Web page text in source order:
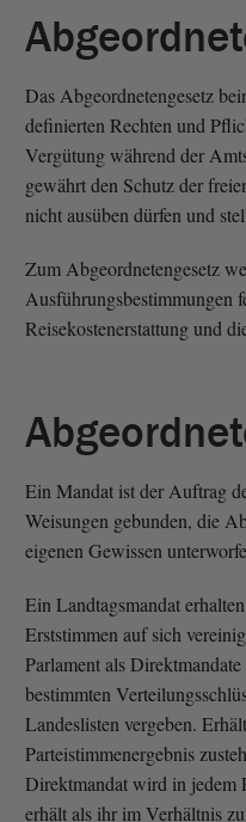
Das Abgeordnetengesetz
definierten Rechten und
Vergütung während der
gewährt den Schutz der
nicht ausüben dürfen und
Zum Abgeordnetengesetz
Ausführungsbestimmungen
Reisekostenerstattung und
Ein Mandat ist der Auftrag
Weisungen gebunden, die
eigenen Gewissen
Ein Landtagsmandat
Erststimmen auf sich
Parlament als
bestimmten
Landeslisten vergeben.
Parteistimmenergebnis
Direktmandat wird in jedem
erhält als ihr im Verhältnis